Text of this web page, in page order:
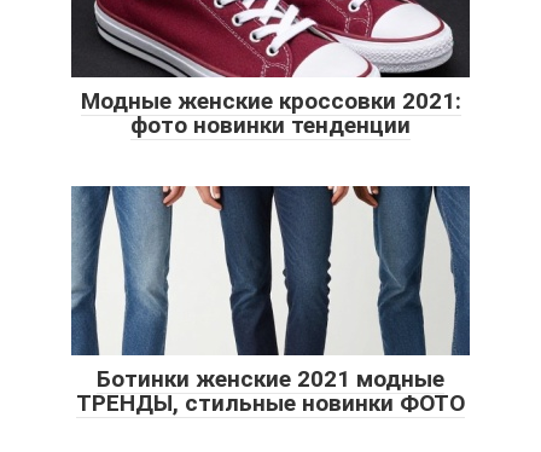
Модные женские кроссовки 2021:
фото новинки тенденции
Ботинки женские 2021 модные
ТРЕНДЫ, стильные новинки ФОТО